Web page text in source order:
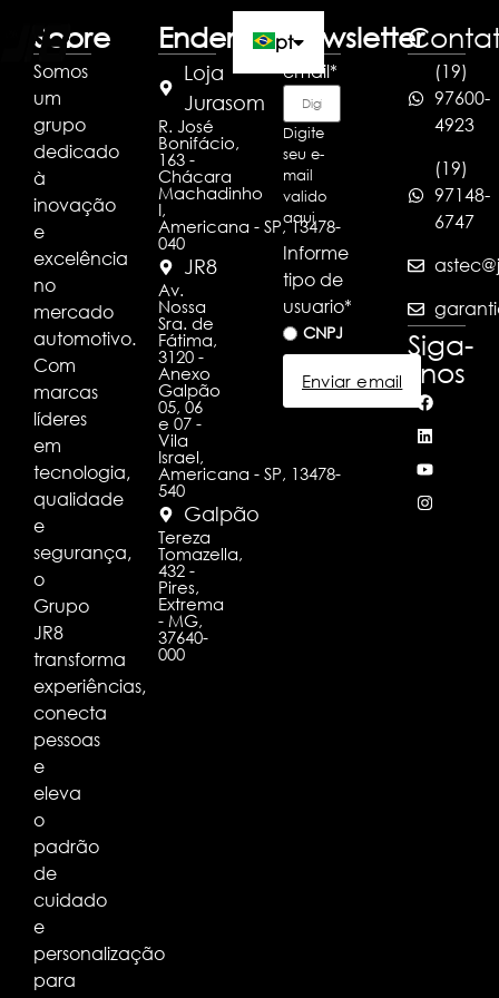
pt
en
es
Sobre
Somos
um
grupo
dedicado
à
inovação
e
excelência
no
mercado
automotivo.
Com
marcas
líderes
em
tecnologia,
qualidade
e
segurança,
o
Grupo
JR8
transforma
experiências,
conecta
pessoas
e
eleva
o
padrão
de
cuidado
e
personalização
para
Endereço
Loja
Jurasom
R. José
Bonifácio,
163 -
Chácara
Machadinho
I,
Americana - SP, 13478-
040
JR8
Av.
Nossa
Sra. de
Fátima,
3120 -
Anexo
Galpão
05, 06
e 07 -
Vila
Israel,
Americana - SP, 13478-
540
Galpão
Tereza
Tomazella,
432 -
Pires,
Extrema
- MG,
37640-
000
Newsletter
email*
Digite
seu e-
mail
valido
aqui
Informe
tipo de
usuario*
CNPJ
Enviar email
(19)
97600-
4923
(19)
97148-
6747
Siga-
nos